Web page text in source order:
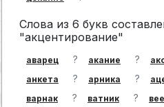
Слова из 6 букв
"акцентирование"
аварец ? акание ?
анкета ? арника ?
варнак ? ватник ?